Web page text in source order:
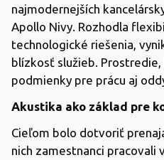
najmodernejších
Apollo Nivy. Rozhodla
technologické riešenia,
blízkosť služieb.
podmienky pre prácu aj
Akustika ako základ pre
Cieľom bolo dotvoriť
nich zamestnanci pracovali